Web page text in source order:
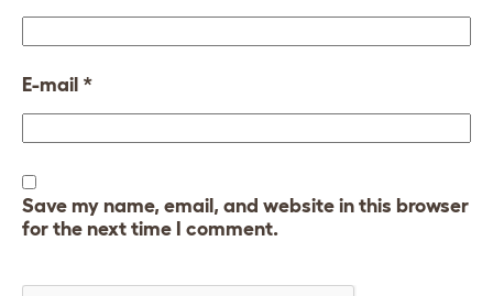
E-mail *
Save my name, email, and website in this browser
for the next time I comment.